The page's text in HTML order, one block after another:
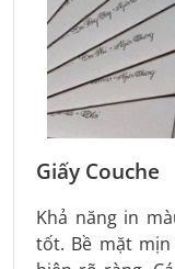
Giấy Couche
Khả năng in
tốt. Bề mặt